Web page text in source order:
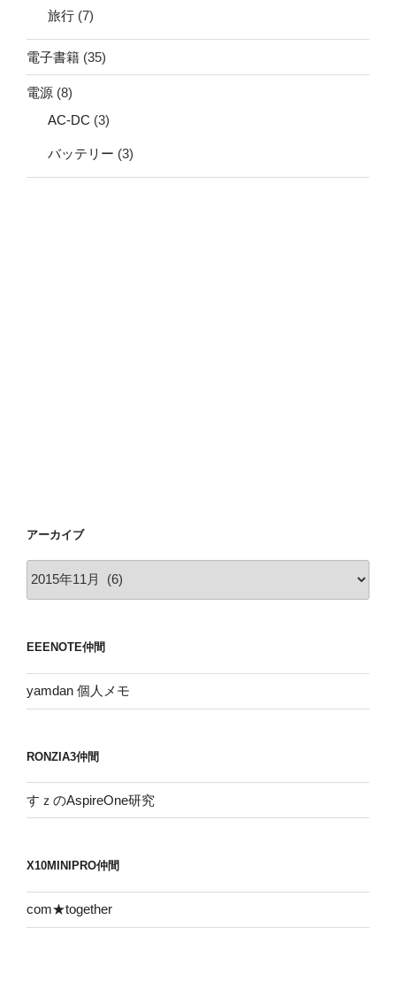
旅行 (7)
電子書籍 (35)
電源 (8)
AC-DC (3)
バッテリー (3)
アーカイブ
ブ
EEENOTE仲間
yamdan 個人メモ
RONZIA3仲間
すｚのAspireOne研究
X10MINIPRO仲間
com★together